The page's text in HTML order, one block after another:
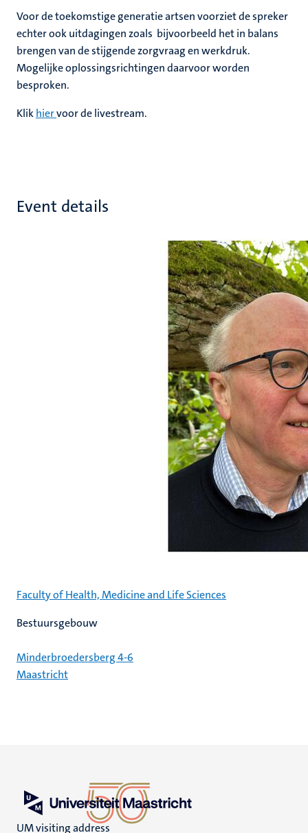
Voor de toekomstige generatie artsen voorziet de spreker
echter ook uitdagingen zoals bijvoorbeeld het in balans
brengen van de stijgende zorgvraag en werkdruk.
Mogelijke oplossingsrichtingen daarvoor worden
besproken.
Klikhiervoor de livestream.
Event details
Faculty of Health, Medicine and Life Sciences
Bestuursgebouw
Minderbroedersberg 4-6
Maastricht
UM visiting address